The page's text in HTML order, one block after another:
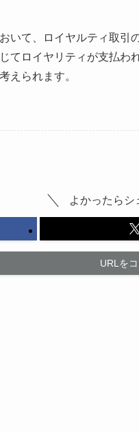
いて、ロイヤルティ取引
てロイヤリティが支払わ
えられます。
よかったらシ
URLを